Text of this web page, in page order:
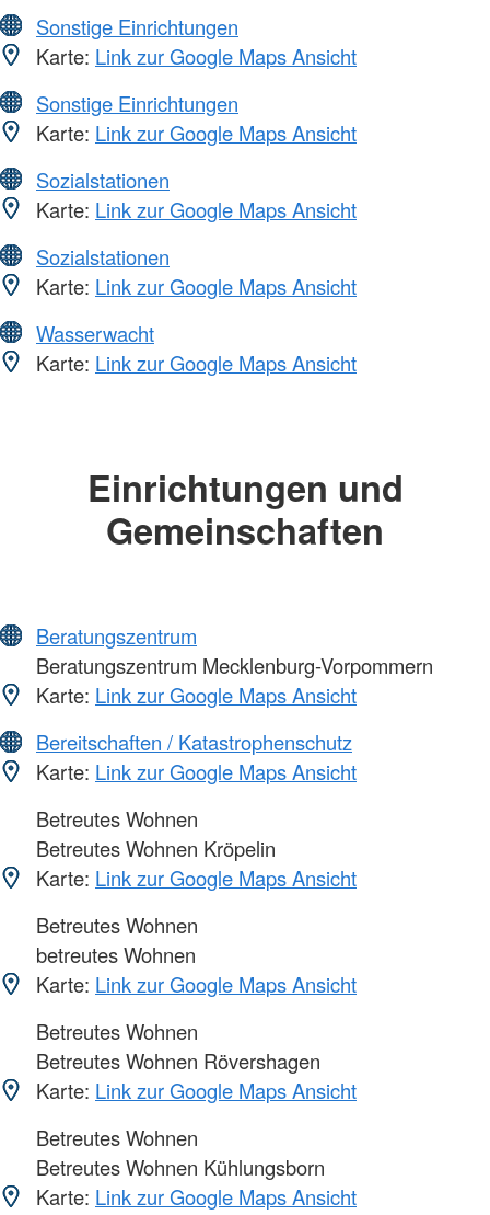
Sonstige Einrichtungen
Karte: Link zur Google Maps Ansicht
Sonstige Einrichtungen
Karte: Link zur Google Maps Ansicht
Sozialstationen
Karte: Link zur Google Maps Ansicht
Sozialstationen
Karte: Link zur Google Maps Ansicht
Wasserwacht
Karte: Link zur Google Maps Ansicht
Einrichtungen und
Gemeinschaften
Beratungszentrum
Beratungszentrum Mecklenburg-Vorpommern
Karte: Link zur Google Maps Ansicht
Bereitschaften / Katastrophenschutz
Karte: Link zur Google Maps Ansicht
Betreutes Wohnen
Betreutes Wohnen Kröpelin
Karte: Link zur Google Maps Ansicht
Betreutes Wohnen
betreutes Wohnen
Karte: Link zur Google Maps Ansicht
Betreutes Wohnen
Betreutes Wohnen Rövershagen
Karte: Link zur Google Maps Ansicht
Betreutes Wohnen
Betreutes Wohnen Kühlungsborn
Karte: Link zur Google Maps Ansicht